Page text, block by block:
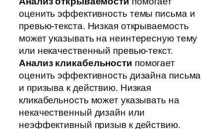
оценить эффективность темы письма и
превью-текста. Низкая открываемость
может указывать на неинтересную тему
или некачественный превью-текст.
Анализ кликабельности помогает
оценить эффективность дизайна письма
и призыва к действию. Низкая
кликабельность может указывать на
некачественный дизайн или
неэффективный призыв к действию.